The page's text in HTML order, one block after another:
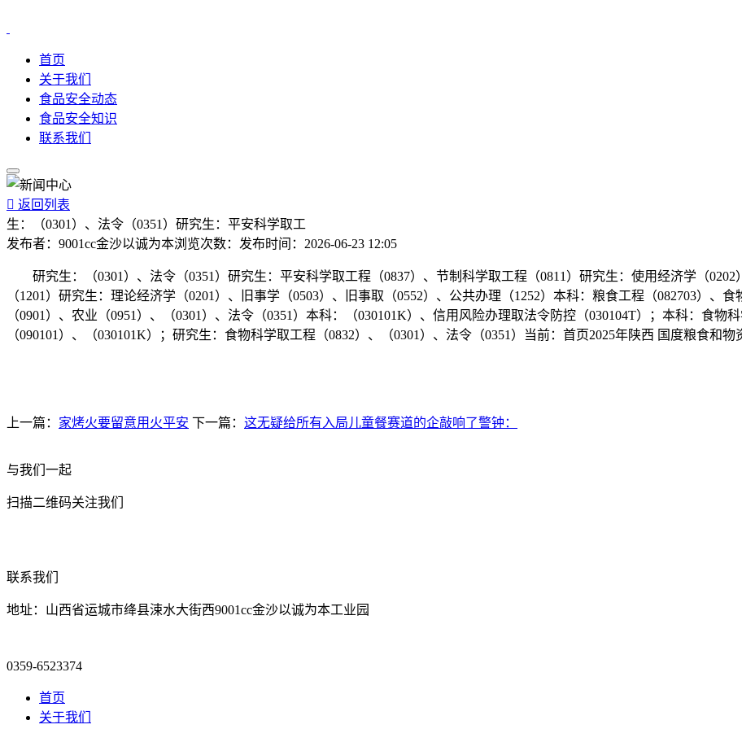
首页
关于我们
食品安全动态
食品安全知识
联系我们
 返回列表
生：（0301）、法令（0351）研究生：平安科学取工
发布者： 9001cc金沙以诚为本浏览次数： 发布时间： 2026-06-23 12:05
研究生：（0301）、法令（0351）研究生：平安科学取工程（0837）、节制科学取工程（0811）研究生：使用经济学（0202
（1201）研究生：理论经济学（0201）、旧事学（0503）、旧事取（0552）、公共办理（1252）本科：粮食工程（082703）、
（0901）、农业（0951）、（0301）、法令（0351）本科：（030101K）、信用风险办理取法令防控（030104T）；本科：食物
（090101）、（030101K）；研究生：食物科学取工程（0832）、（0301）、法令（0351）当前：首页2025年陕西 国度粮食和物
上一篇： 家烤火要留意用火平安 下一篇： 这无疑给所有入局儿童餐赛道的企敲响了警钟：
与我们一起
扫描二维码关注我们
联系我们
地址：山西省运城市绛县涑水大街西9001cc金沙以诚为本工业园
0359-6523374
首页
关于我们